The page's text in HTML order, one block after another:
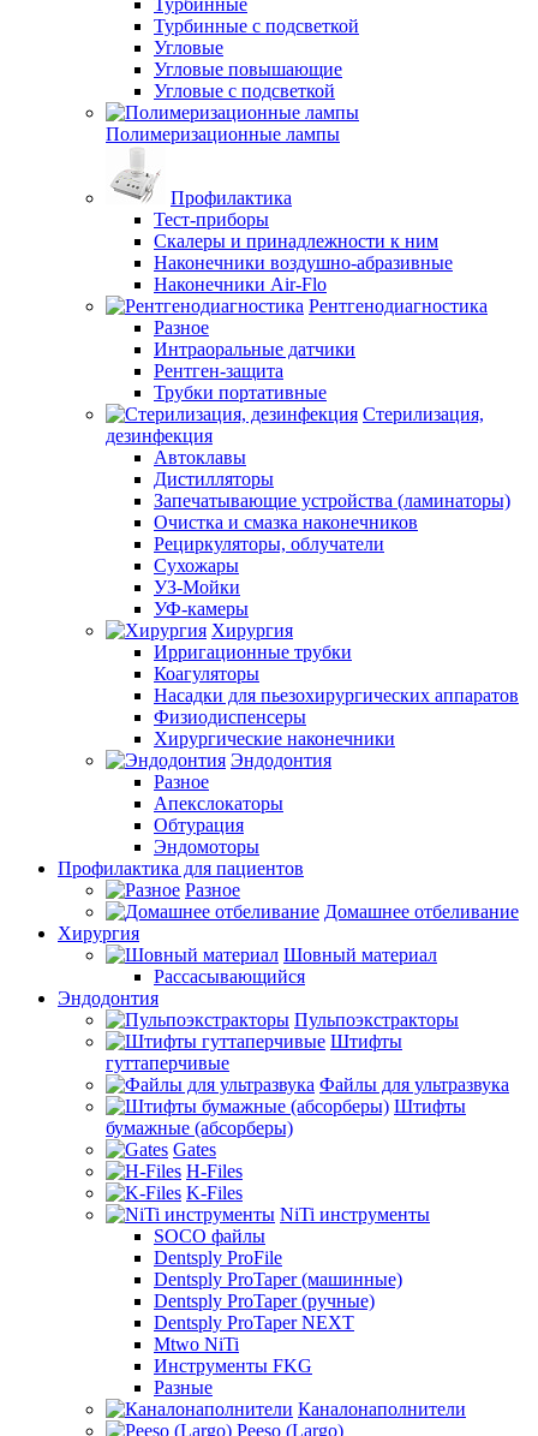
Турбинные
Турбинные с подсветкой
Угловые
Угловые повышающие
Угловые с подсветкой
Полимеризационные лампы
Профилактика
Тест-приборы
Скалеры и принадлежности к ним
Наконечники воздушно-абразивные
Наконечники Air-Flo
Рентгенодиагностика
Разное
Интраоральные датчики
Рентген-защита
Трубки портативные
Стерилизация,
дезинфекция
Автоклавы
Дистилляторы
Запечатывающие устройства (ламинаторы)
Очистка и смазка наконечников
Рециркуляторы, облучатели
Сухожары
УЗ-Мойки
УФ-камеры
Хирургия
Ирригационные трубки
Коагуляторы
Насадки для пьезохирургических аппаратов
Физиодиспенсеры
Хирургические наконечники
Эндодонтия
Разное
Апекслокаторы
Обтурация
Эндомоторы
Профилактика для пациентов
Разное
Домашнее отбеливание
Хирургия
Шовный материал
Рассасывающийся
Эндодонтия
Пульпоэкстракторы
Штифты
гуттаперчивые
Файлы для ультразвука
Штифты
бумажные (абсорберы)
Gates
H-Files
K-Files
NiTi инструменты
SOCO файлы
Dentsply ProFile
Dentsply ProTaper (машинные)
Dentsply ProTaper (ручные)
Dentsply ProTaper NEXT
Mtwo NiTi
Инструменты FKG
Разные
Каналонаполнители
Peeso (Largo)